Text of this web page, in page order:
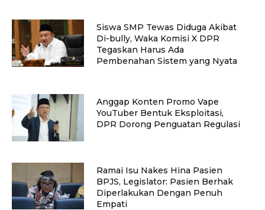
Siswa SMP Tewas Diduga Akibat
Di-bully, Waka Komisi X DPR
Tegaskan Harus Ada
Pembenahan Sistem yang Nyata
Anggap Konten Promo Vape
YouTuber Bentuk Eksploitasi,
DPR Dorong Penguatan Regulasi
Ramai Isu Nakes Hina Pasien
BPJS, Legislator: Pasien Berhak
Diperlakukan Dengan Penuh
Empati